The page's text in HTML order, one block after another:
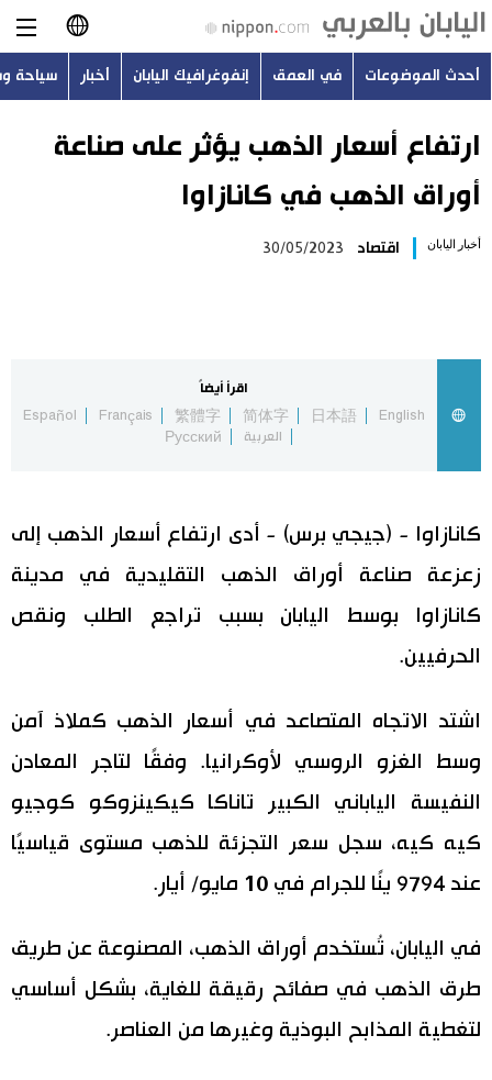
日本語
English
Русский
أحدث الموضوعات
اليابان في فيديو
مانغا وأنيمي
علوم وتكنولوجيا
الأقسام
صور
أشخاص
سياسة
اقتصاد
الأكثر تفاعلا
اللغة اليابانية
المطبخ الياباني
تواصل معنا
أحدث الموضوعات في العمق إنفوغرافيك اليابان أخبار سياحة
ارتفاع أسعار الذهب يؤثر على صناعة
أوراق الذهب في كانازاوا
أخبار اليابان اقتصاد 30/05/2023
اقرأ أيضاً
English
日本語
简体字
繁體字
Français
Español
العربية
Русский
كانازاوا - (جيجي برس) - أدى ارتفاع أسعار الذهب إلى
زعزعة صناعة أوراق الذهب التقليدية في مدينة
كانازاوا بوسط اليابان بسبب تراجع الطلب ونقص
الحرفيين.
اشتد الاتجاه المتصاعد في أسعار الذهب كملاذ آمن
وسط الغزو الروسي لأوكرانيا. وفقًا لتاجر المعادن
النفيسة الياباني الكبير تاناكا كيكينزوكو كوجيو
كيه كيه، سجل سعر التجزئة للذهب مستوى قياسيًا
عند 9794 ينًا للجرام في 10 مايو/ أيار.
في اليابان، تُستخدم أوراق الذهب، المصنوعة عن طريق
طرق الذهب في صفائح رقيقة للغاية، بشكل أساسي
لتغطية المذابح البوذية وغيرها من العناصر.